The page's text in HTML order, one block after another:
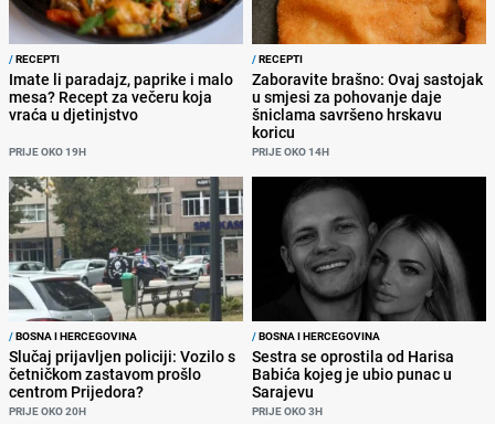
/RECEPTI
Imate li paradajz, paprike i malo
mesa? Recept za večeru koja
vraća u djetinjstvo
PRIJE OKO 19H
/RECEPTI
Zaboravite brašno: Ovaj sastojak
u smjesi za pohovanje daje
šniclama savršeno hrskavu
koricu
PRIJE OKO 14H
/BOSNA I HERCEGOVINA
Slučaj prijavljen policiji: Vozilo s
četničkom zastavom prošlo
centrom Prijedora?
PRIJE OKO 20H
/BOSNA I HERCEGOVINA
Sestra se oprostila od Harisa
Babića kojeg je ubio punac u
Sarajevu
PRIJE OKO 3H